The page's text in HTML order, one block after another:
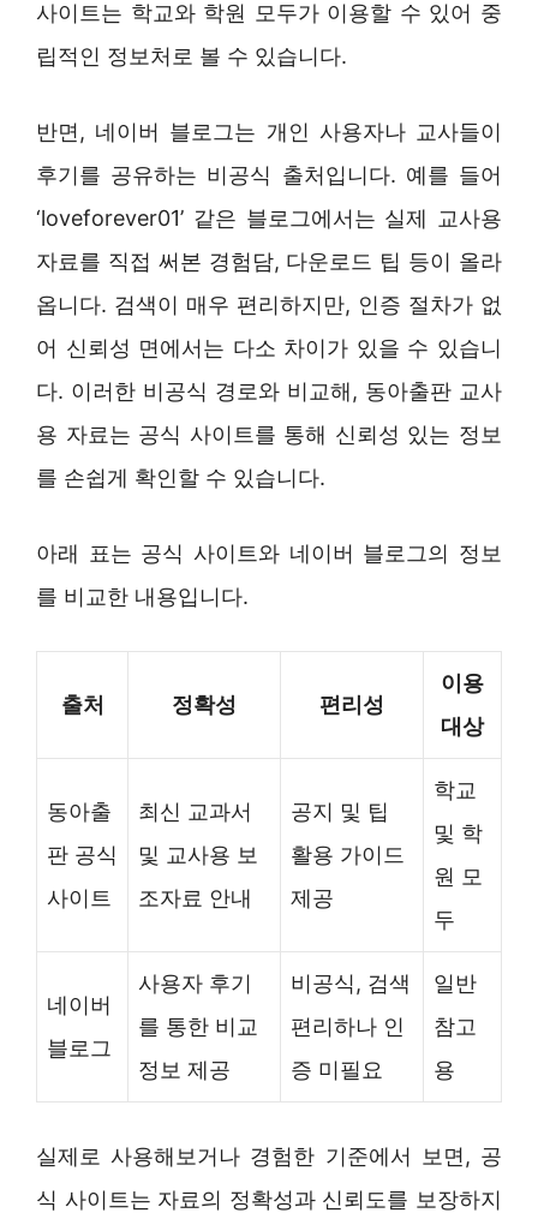
사이트는 학교와 학원 모두가 이용할 수 있어 중
립적인 정보처로 볼 수 있습니다.
반면, 네이버 블로그는 개인 사용자나 교사들이
후기를 공유하는 비공식 출처입니다. 예를 들어
‘loveforever01’ 같은 블로그에서는 실제 교사용
자료를 직접 써본 경험담, 다운로드 팁 등이 올라
옵니다. 검색이 매우 편리하지만, 인증 절차가 없
어 신뢰성 면에서는 다소 차이가 있을 수 있습니
다. 이러한 비공식 경로와 비교해, 동아출판 교사
용 자료는 공식 사이트를 통해 신뢰성 있는 정보
를 손쉽게 확인할 수 있습니다.
아래 표는 공식 사이트와 네이버 블로그의 정보
를 비교한 내용입니다.
출처 정확성 편리성
이용
대상
동아출
판 공식
사이트
최신 교과서
및 교사용 보
조자료 안내
공지 및 팁
활용 가이드
제공
학교
및 학
원 모
두
네이버
블로그
사용자 후기
를 통한 비교
정보 제공
비공식, 검색
편리하나 인
증 미필요
일반
참고
용
실제로 사용해보거나 경험한 기준에서 보면, 공
식 사이트는 자료의 정확성과 신뢰도를 보장하지